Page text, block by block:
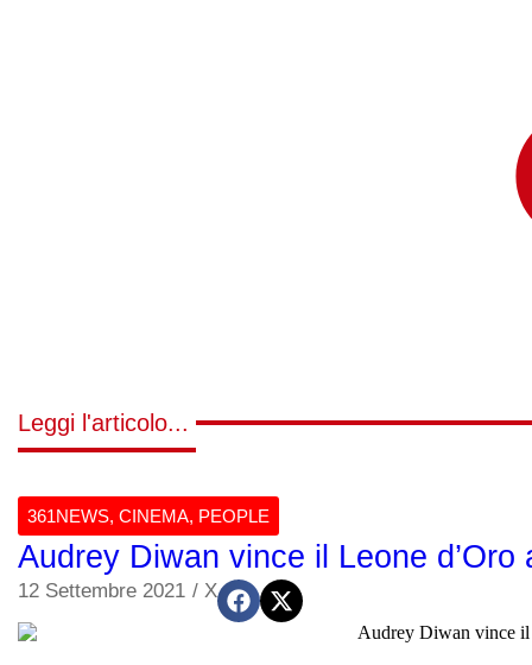
Leggi l'articolo...
361NEWS, CINEMA, PEOPLE
Audrey Diwan vince il Leone
12 Settembre 2021 / X